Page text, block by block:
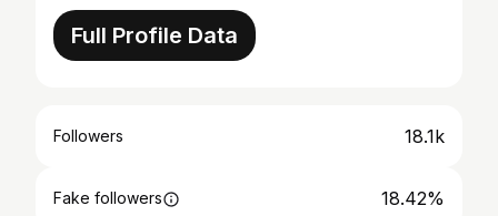
Full Profile Data
Followers 18.1k
Fake followers 18.42%